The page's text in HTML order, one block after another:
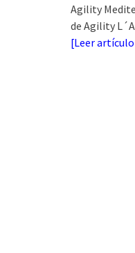
Agility
de Agility
[Leer